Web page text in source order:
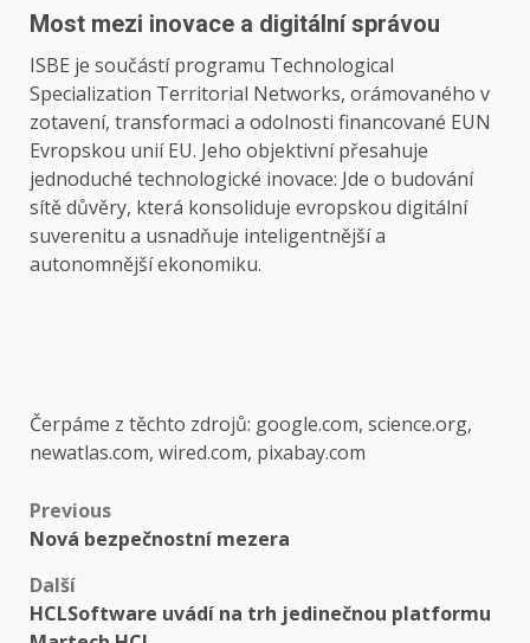
Most mezi inovace a digitální správou
ISBE je součástí programu Technological
Specialization Territorial Networks, orámovaného v
zotavení, transformaci a odolnosti financované EUN
Evropskou unií EU. Jeho objektivní přesahuje
jednoduché technologické inovace: Jde o budování
sítě důvěry, která konsoliduje evropskou digitální
suverenitu a usnadňuje inteligentnější a
autonomnější ekonomiku.
Čerpáme z těchto zdrojů: google.com, science.org,
newatlas.com, wired.com, pixabay.com
Post
navigation
Previous
Nová bezpečnostní mezera
Další
HCLSoftware uvádí na trh jedinečnou platformu